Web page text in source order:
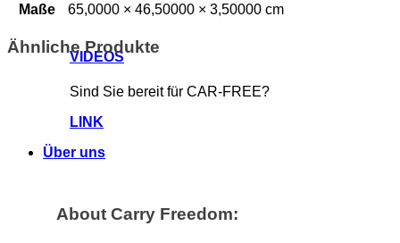
VIDEOS
Sind Sie bereit für CAR-FREE?
LINK
Über uns
About Carry Freedom:
Maße
65,0000 × 46,50000 × 3,50000 cm
Ähnliche Produkte